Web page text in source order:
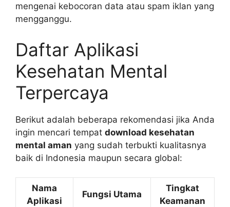
mengenai kebocoran data atau spam iklan yang
mengganggu.
Daftar Aplikasi
Kesehatan Mental
Terpercaya
Berikut adalah beberapa rekomendasi jika Anda
ingin mencari tempat download kesehatan
mental aman yang sudah terbukti kualitasnya
baik di Indonesia maupun secara global:
Nama
Aplikasi
Fungsi Utama
Tingkat
Keamanan